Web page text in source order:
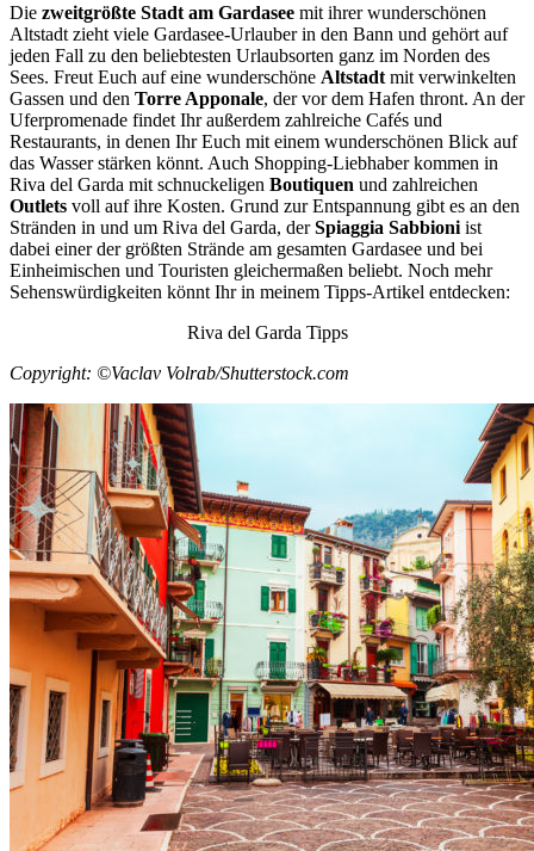
Die zweitgrößte Stadt am Gardasee mit ihrer wunderschönen
Altstadt zieht viele Gardasee-Urlauber in den Bann und gehört auf
jeden Fall zu den beliebtesten Urlaubsorten ganz im Norden des
Sees. Freut Euch auf eine wunderschöne Altstadt mit verwinkelten
Gassen und den Torre Apponale, der vor dem Hafen thront. An der
Uferpromenade findet Ihr außerdem zahlreiche Cafés und
Restaurants, in denen Ihr Euch mit einem wunderschönen Blick auf
das Wasser stärken könnt. Auch Shopping-Liebhaber kommen in
Riva del Garda mit schnuckeligen Boutiquen und zahlreichen
Outlets voll auf ihre Kosten. Grund zur Entspannung gibt es an den
Stränden in und um Riva del Garda, derSpiaggia Sabbioni ist
dabei einer der größten Strände am gesamten Gardasee und bei
Einheimischen und Touristen gleichermaßen beliebt. Noch mehr
Sehenswürdigkeiten könnt Ihr in meinem Tipps-Artikel entdecken:
Riva del Garda Tipps
Copyright: ©Vaclav Volrab/Shutterstock.com